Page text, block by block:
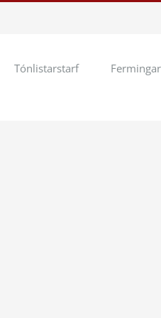
Tónlistarstarf Fermingar